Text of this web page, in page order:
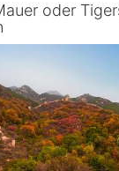
oder